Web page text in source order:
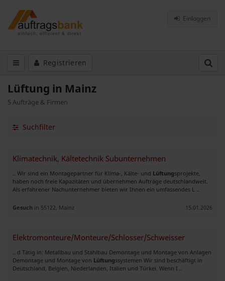
Einloggen
Registrieren
Lüftung in Mainz
5 Aufträge & Firmen
Suchfilter
Klimatechnik, Kältetechnik Subunternehmen
.. Wir sind ein Montagepartner für Klima-, Kälte- und Lüftungsprojekte,
haben noch freie Kapazitäten und übernehmen Aufträge deutschlandweit.
Als erfahrener Nachunternehmer bieten wir Ihnen ein umfassendes L ..
Gesuch in 55122, Mainz 15.01.2026
Elektromonteure/Monteure/Schlosser/Schweisser
.. d Tätig in: Metallbau und Stahlbau Demontage und Montage von Anlagen
Demontage und Montage von Lüftungssystemen Wir sind beschäftigt in
Deutschland, Belgien, Niederlanden, Italien und Türkei. Wenn I ..